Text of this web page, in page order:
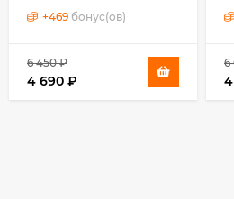
+469 бонус(ов)
6 450₽
4 690 ₽
6